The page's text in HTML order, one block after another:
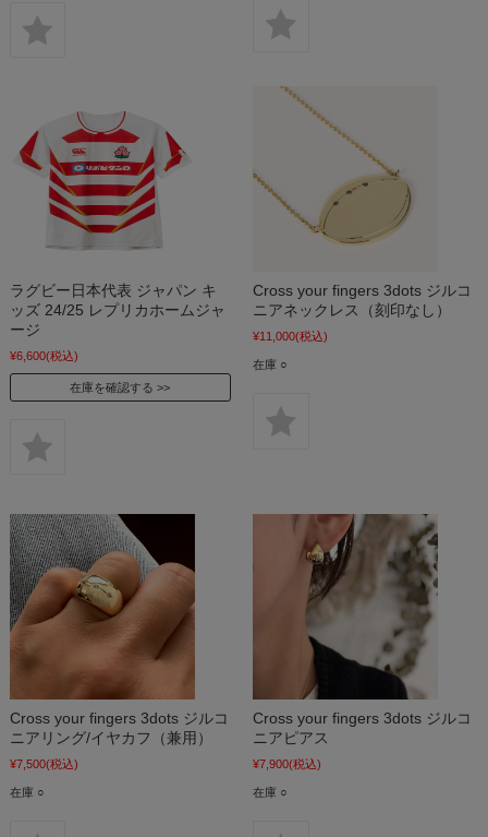
ラグビー日本代表 ジャパン キ
ッズ 24/25 レプリカホームジャ
ージ
¥6,600(税込)
在庫を確認する
Cross your fingers 3dots ジルコ
ニアネックレス（刻印なし）
¥11,000(税込)
在庫 ○
Cross your fingers 3dots ジルコ
ニアリング/イヤカフ（兼用）
¥7,500(税込)
在庫 ○
Cross your fingers 3dots ジルコ
ニアピアス
¥7,900(税込)
在庫 ○